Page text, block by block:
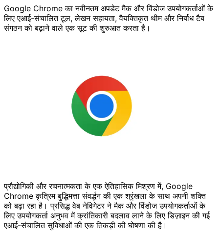
Google Chrome का नवीनतम अपडेट मैक और विंडोज उपयोगकर्ताओं के
लिए एआई-संचालित टूल, लेखन सहायता, वैयक्तिकृत थीम और निर्बाध टैब
संगठन को बढ़ाने वाले एक सूट की शुरुआत करता है।
प्रौद्योगिकी और रचनात्मकता के एक ऐतिहासिक मिश्रण में, Google
Chrome कृत्रिम बुद्धिमत्ता संवर्द्धन की एक श्रृंखला के साथ अपनी शक्ति
को बढ़ा रहा है। प्रसिद्ध वेब नेविगेटर ने मैक और विंडोज उपयोगकर्ताओं के
लिए उपयोगकर्ता अनुभव में क्रांतिकारी बदलाव लाने के लिए डिज़ाइन की गई
एआई-संचालित सुविधाओं की एक तिकड़ी की घोषणा की है।